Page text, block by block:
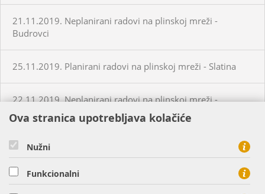
21.11.2019. Neplanirani radovi na plinskoj mreži -
Budrovci
25.11.2019. Planirani radovi na plinskoj mreži - Slatina
22.11.2019. Neplanirani radovi na plinskoj mreži -
Bistrinci
25.11.2019. Neplanirani radovi na plinskoj mreži - Našice
26.11.2019. Planirani radovi na plinskoj mreži - Slatina
Ova stranica upotrebljava kolačiće
Nužni
Funkcionalni